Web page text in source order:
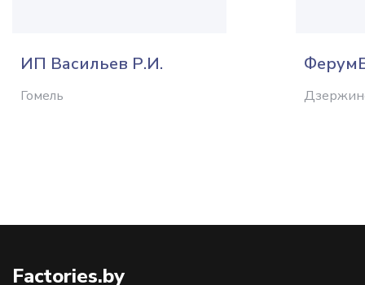
ИП Васильев Р.И.
Гомель
Factories.by